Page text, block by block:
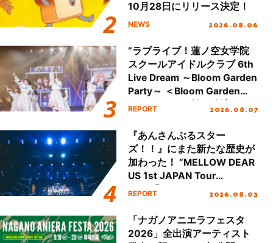
10月28日にリリース決定！
NEWS 2026.08.06
“ラブライブ！蓮ノ空女学院
スクールアイドルクラブ 6th
Live Dream ～Bloom Garden
Party～ ＜Bloom Garden
Party Stage／埼玉公演＞”
REPORT 2026.08.07
『あんさんぶるスター
ズ！！』にまた新たな歴史が
加わった！ “MELLOW DEAR
US 1st JAPAN Tour
Final「NICE to meet YOU
ート!!
REPORT 2026.08.03
「ナガノアニエラフェスタ
2026」全出演アーティスト